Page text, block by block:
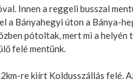
Innen a reggeli busszal
a Bányahegyi úton a Bánya-
pótoltak, mert mi a helyén
felé mentünk.
re kiírt Koldusszállás felé.